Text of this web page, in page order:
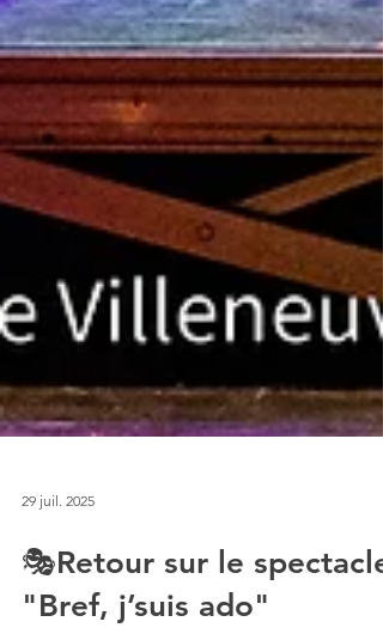
29 juil. 2025